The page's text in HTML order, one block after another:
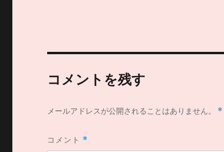
コメントを残す
メールアドレスが公開されることはありません。 *
コメント *